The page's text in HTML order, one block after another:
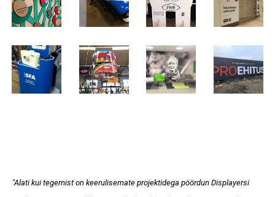
"Alati kui tegemist on keerulisemate projektidega pöördun Displayersi